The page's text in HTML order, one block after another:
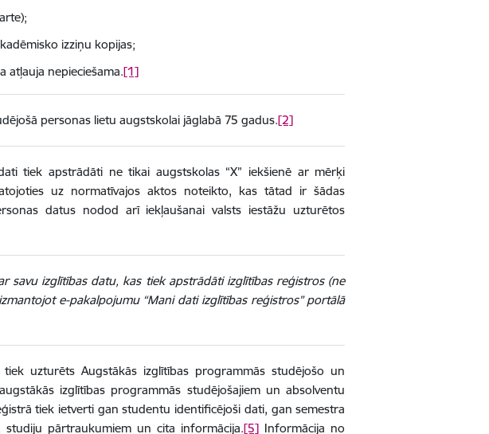
izziņu kopijas;
atļauja nepieciešama.[1]
personas lietu augstskolai jāglabā 75 gadus.[2]
tiek apstrādāti ne tikai augstskolas “X” iekšienē ar mērķi
uz normatīvajos aktos noteikto, kas tātad ir šādas
datus nodod arī iekļaušanai valsts iestāžu uzturētos
izglītības datu, kas tiek apstrādāti izglītības reģistros (ne
e-pakalpojumu “Mani dati izglītības reģistros” portālā
uzturēts Augstākās izglītības programmās studējošo un
izglītības programmās studējošajiem un absolventu
tiek ietverti gan studentu identificējoši dati, gan semestra
pārtraukumiem un cita informācija.[5] Informācija no